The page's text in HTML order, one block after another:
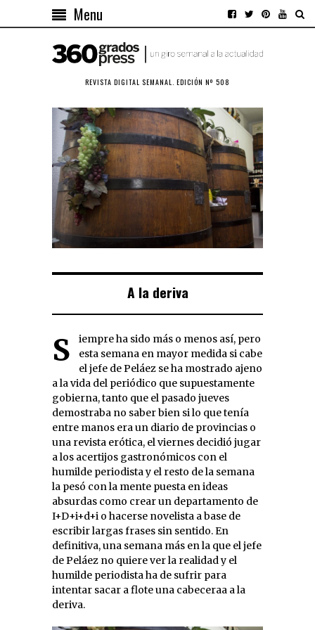
Menu
REVISTA DIGITAL SEMANAL. EDICIÓN Nº 508
A la deriva
Siempre ha sido más o menos así, pero
esta semana en mayor medida si cabe
el jefe de Peláez se ha mostrado ajeno
a la vida del periódico que supuestamente
gobierna, tanto que el pasado jueves
demostraba no saber bien si lo que tenía
entre manos era un diario de provincias o
una revista erótica, el viernes decidió jugar
a los acertijos gastronómicos con el
humilde periodista y el resto de la semana
la pesó con la mente puesta en ideas
absurdas como crear un departamento de
I+D+i+d+i o hacerse novelista a base de
escribir largas frases sin sentido. En
definitiva, una semana más en la que el jefe
de Peláez no quiere ver la realidad y el
humilde periodista ha de sufrir para
intentar sacar a flote una cabeceraa a la
deriva.